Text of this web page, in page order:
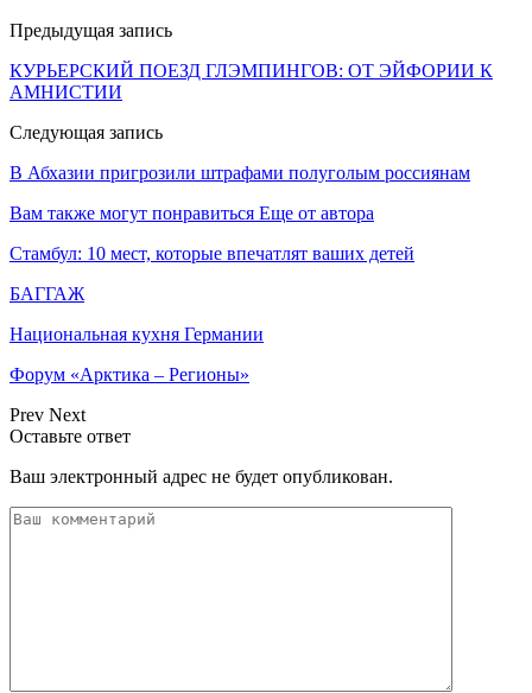
Предыдущая запись
КУРЬЕРСКИЙ ПОЕЗД ГЛЭМПИНГОВ: ОТ ЭЙФОРИИ К
АМНИСТИИ
Следующая запись
В Абхазии пригрозили штрафами полуголым россиянам
Вам также могут понравиться Еще от автора
Стамбул: 10 мест, которые впечатлят ваших детей
БАГГАЖ
Национальная кухня Германии
Форум «Арктика – Регионы»
Prev Next
Оставьте ответ
Ваш электронный адрес не будет опубликован.